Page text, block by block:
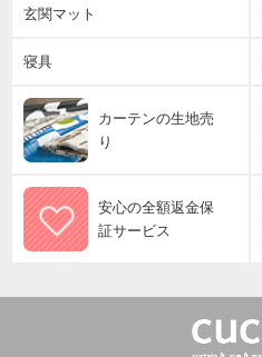
玄関マット
寝具
カーテンの生地売
り
安心の全額返金保
証サービス